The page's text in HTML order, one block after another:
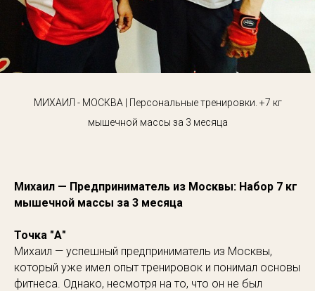
МИХАИЛ - МОСКВА | Персональные тренировки. +7 кг
мышечной массы за 3 месяца
Михаил — Предприниматель из Москвы: Набор 7 кг
мышечной массы за 3 месяца
Точка "А"
Михаил — успешный предприниматель из Москвы,
который уже имел опыт тренировок и понимал основы
фитнеса. Однако, несмотря на то, что он не был